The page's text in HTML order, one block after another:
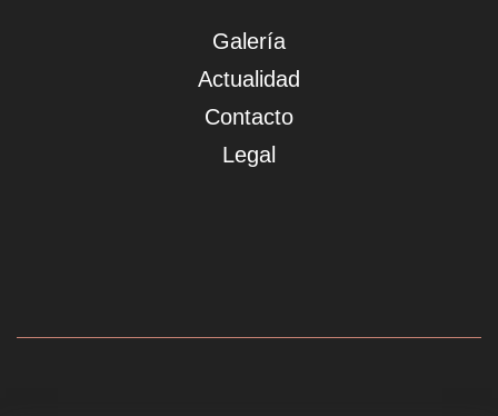
Galería
Actualidad
Contacto
Legal